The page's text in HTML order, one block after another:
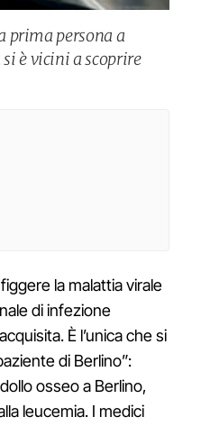
prima persona a
è vicini a scoprire
la malattia virale
di infezione
È l’unica che si
di Berlino”:
osseo a Berlino,
leucemia. I medici